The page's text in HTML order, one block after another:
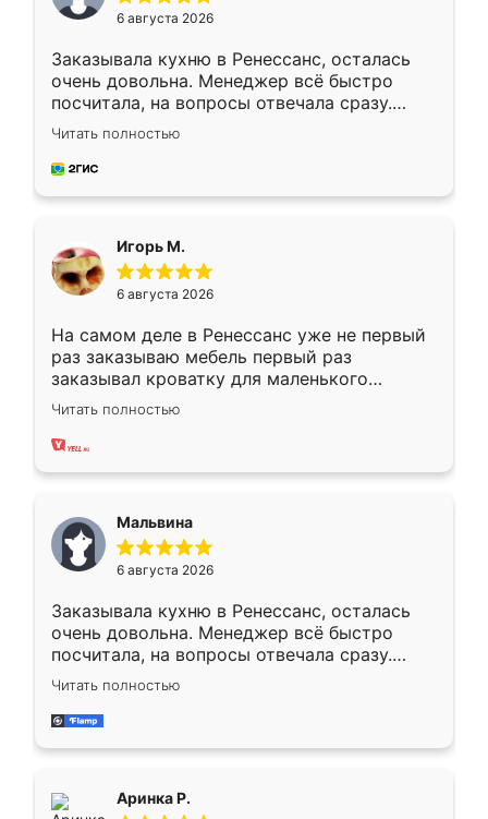
6 августа 2026
Заказывала кухню в Ренессанс, осталась
очень довольна. Менеджер всё быстро
посчитала, на вопросы отвечала сразу.
Замерщик приехал в субботу, подошёл к
делу со всей ответственностью. Собрали
за день, ребята работали аккуратно, даже
Читать полностью
Игорь М.
6 августа 2026
На самом деле в Ренессанс уже не первый
раз заказываю мебель первый раз
заказывал кроватку для маленького
ребёнка при его рождении ,во второй раз
заказал шкаф-купе. По качеству очень
хорошее сборка достаточно быстрая,
меньше, здесь же он более разнообразный.
Мне нравится ,если что-то потребуется из
мебели буду заказывать только здесь.
Читать полностью
Мальвина
6 августа 2026
Заказывала кухню в Ренессанс, осталась
очень довольна. Менеджер всё быстро
посчитала, на вопросы отвечала сразу.
Замерщик приехал в субботу, подошёл к
делу со всей ответственностью. Собрали
за день, ребята работали аккуратно, даже
Читать полностью
Аринка Р.